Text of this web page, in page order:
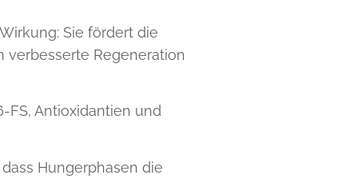
Sie fördert die
verbesserte Regeneration
Antioxidantien und
Hungerphasen die